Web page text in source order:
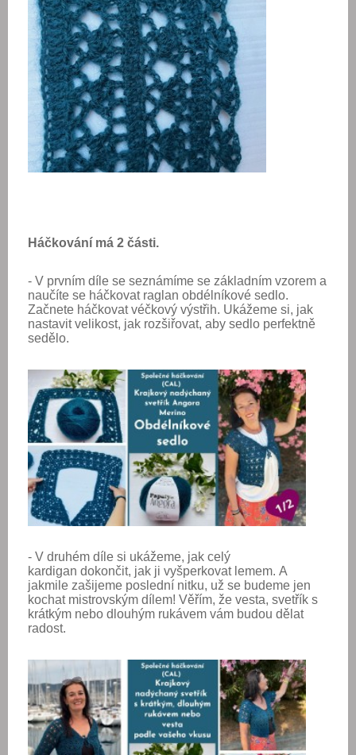
Háčkování má 2 části.
- V prvním díle se seznámíme se základním vzorem a
naučíte se háčkovat raglan obdélníkové sedlo.
Začnete háčkovat véčkový výstřih. Ukážeme si, jak
nastavit velikost, jak rozšiřovat, aby sedlo perfektně
sedělo.
- V druhém díle si ukážeme, jak celý
kardigan dokončit, jak ji vyšperkovat lemem. A
jakmile zašijeme poslední nitku, už se budeme jen
kochat mistrovským dílem! Věřím, že vesta, svetřík s
krátkým nebo dlouhým rukávem vám budou dělat
radost.